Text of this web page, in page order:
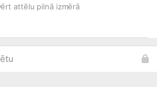
attēlu pilnā izmērā